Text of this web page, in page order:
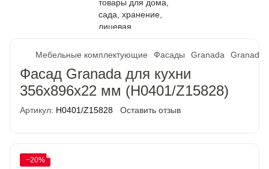
Мебельные комплектующие Фасады Granada Granada
Фасад Granada для кухни
356х896х22 мм (H0401/Z15828)
Артикул: H0401/Z15828 Оставить отзыв
−20%